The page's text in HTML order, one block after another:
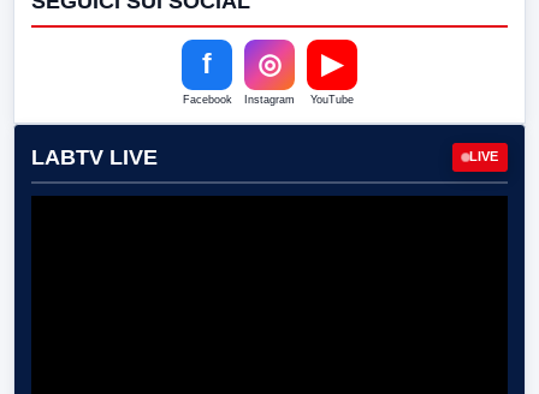
f
Facebook
◎
Instagram
▶
YouTube
LABTV LIVE LIVE